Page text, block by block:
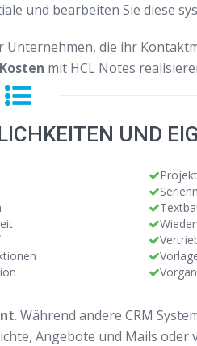
und bearbeiten Sie diese
Unternehmen, die ihr
mit HCL Notes
UND
. Während andere CRM
Angebote und Mails oder